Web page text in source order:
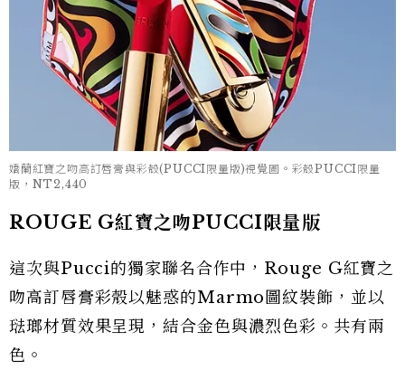
嬌蘭紅寶之吻高訂唇膏與彩殼(PUCCI限量版)視覺圖。彩殼PUCCI限量
版，NT2,440
ROUGE G紅寶之吻PUCCI限量版
這次與Pucci的獨家聯名合作中，Rouge G紅寶之
吻高訂唇膏彩殼以魅惑的Marmo圖紋裝飾，並以
琺瑯材質效果呈現，結合金色與濃烈色彩。共有兩
色。